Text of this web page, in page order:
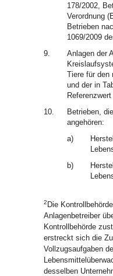
178/2002,
Verordnung
Betrieben
1069/2009
9.
Anlagen der
Tiere für den
und der in
10.
Betrieben,
angehören:
a)
b)
2 Die
Anlagenbetreiber
Kontrollbehörde
erstreckt sich die
Vollzugsaufgaben
desselben